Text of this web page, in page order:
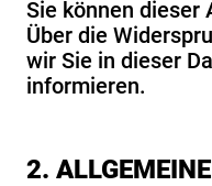
Sie können dieser
Über die
wir Sie in dieser
informieren.
2.